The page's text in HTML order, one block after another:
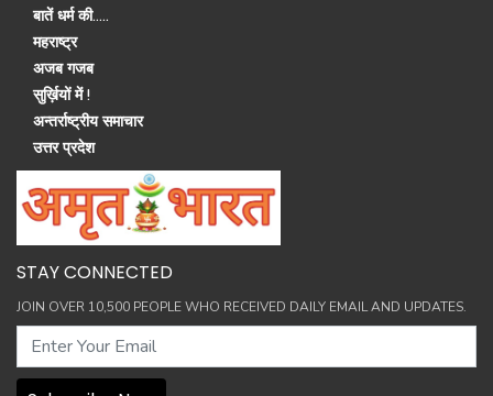
बातें धर्म की.....
महराष्ट्र
अजब गजब
सुर्ख़ियों में !
अन्तर्राष्ट्रीय समाचार
उत्तर प्रदेश
STAY CONNECTED
JOIN OVER 10,500 PEOPLE WHO RECEIVED DAILY EMAIL AND UPDATES.